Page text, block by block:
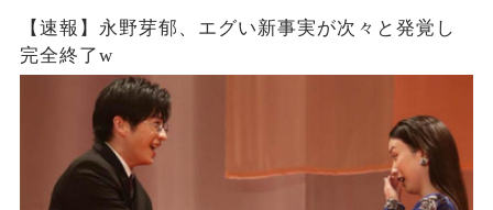
【速報】永野芽郁、エグい新事実が次々と発覚し
完全終了w